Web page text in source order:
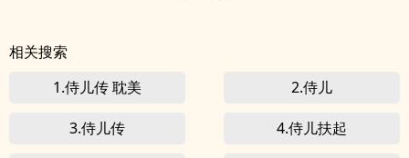
相关搜索
1.侍儿传 耽美
2.侍儿
3.侍儿传 4.侍儿扶起